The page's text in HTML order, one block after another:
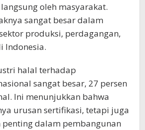
oleh masyarakat.
sangat besar dalam
produksi, perdagangan,
Indonesia.
halal terhadap
sangat besar, 27 persen
Ini menunjukkan bahwa
urusan sertifikasi, tetapi juga
dalam pembangunan